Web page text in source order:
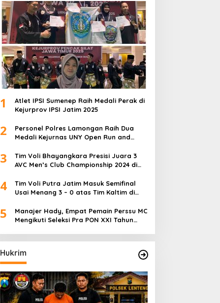
1
Atlet IPSI Sumenep Raih Medali Perak di
Kejurprov IPSI Jatim 2025
2
Personel Polres Lamongan Raih Dua
Medali Kejurnas UNY Open Run and
3
Tim Voli Bhayangkara Presisi Juara 3
AVC Men’s Club Championship 2024 di
4
Tim Voli Putra Jatim Masuk Semifinal
Usai Menang 3 – 0 atas Tim Kaltim di
5
Manajer Hady, Empat Pemain Perssu MC
Mengikuti Seleksi Pra PON XXI Tahun
Hukrim